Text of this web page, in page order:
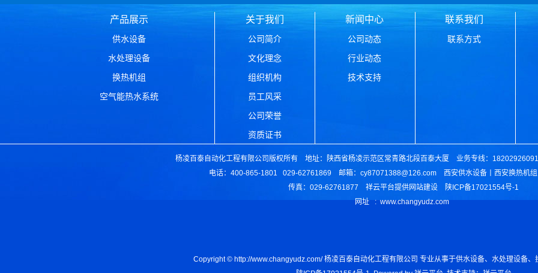
产品展示
供水设备
水处理设备
换热机组
空气能热水系统
关于我们
公司简介
文化理念
组织机构
员工风采
公司荣誉
资质证书
新闻中心
公司动态
行业动态
技术支持
联系我们
联系方式
杨凌百泰自动化工程有限公司版权所有 地址：陕西省杨凌示范区常青路北段百泰大厦 业务专线：
电话：400-865-1801 029-62761869 邮箱：cy87071388@126.com
西安供水设备丨西安换热机
传真：029-62761877 祥云平台提供网站建设 陕ICP备17021554号-1
网址 :www.changyudz.com
Copyright © http://www.changyudz.com/ 杨凌百泰自动化工程有限公司 专业从事于供水设备、水处理设备、